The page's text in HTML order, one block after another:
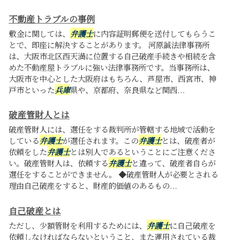
不動産トラブルの事例
敷金に関しては、 弁護士に内容証明郵便を送付してもらうこ
とで、即座に解決することがあります。 河原誠法律事務所
は、大阪市北区西天満に位置する自己破産手続きや相続を含
めた不動産屋トラブルに強い法律事務所です。当事務所は、
大阪市を中心とした大阪府はもちろん、芦屋市、西宮市、神
戸市といった兵庫県や、京都府、奈良県など関西...
破産管財人とは
破産管財人には、選任をする裁判所が管轄する地域で活動を
している弁護士が選任されます。この弁護士とは、破産者が
依頼をした弁護士とは別人であるということにご注意くださ
い。破産管財人は、依頼する弁護士と違って、破産者自らが
選任をすることができません。 ◆破産管財人が必要とされる
理由自己破産をすると、財産的価値のあるもの...
自己破産とは
ただし、少額管財を利用するためには、 弁護士に自己破産を
依頼しなければならないということ、また運用されている裁